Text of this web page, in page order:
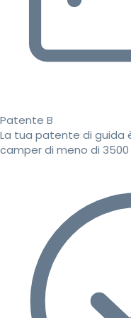
Patente B
La tua patente di guida
camper di meno di 3500